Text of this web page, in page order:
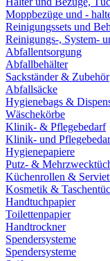
Moppbezüge und -
Reinigungssets und
Reinigungs-, System-
Abfallentsorgung
Abfallbehälter
Sackständer & Zubehör
Abfallsäcke
Hygienebags &
Wäschekörbe
Klinik- & Pflegebedarf
Klinik- und
Hygienepapiere
Putz- &
Küchenrollen &
Kosmetik &
Handtuchpapier
Toilettenpapier
Handtrockner
Spendersysteme
Spendersysteme